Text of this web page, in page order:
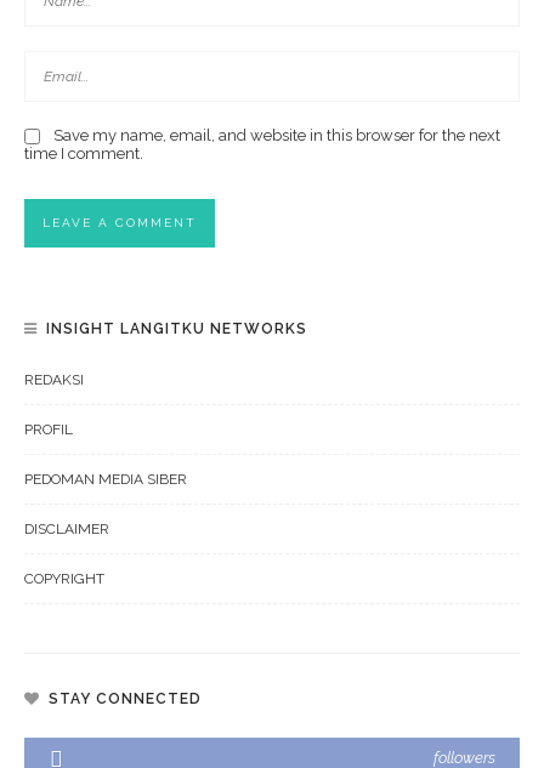
Save my name, email, and website in this browser for the next
time I comment.
INSIGHT LANGITKU NETWORKS
REDAKSI
PROFIL
PEDOMAN MEDIA SIBER
DISCLAIMER
COPYRIGHT
STAY CONNECTED
followers